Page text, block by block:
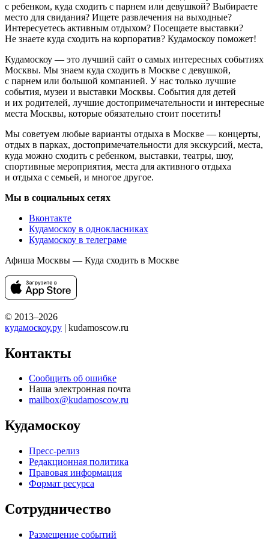
с ребенком, куда сходить с парнем или девушкой? Выбираете
место для свидания? Ищете развлечения на выходные?
Интересуетесь активным отдыхом? Посещаете выставки?
Не знаете куда сходить на корпоратив? Кудамоскоу поможет!
Кудамоскоу — это лучший сайт о самых интересных событиях
Москвы. Мы знаем куда сходить в Москве с девушкой,
с парнем или большой компанией. У нас только лучшие
события, музеи и выставки Москвы. События для детей
и их родителей, лучшие достопримечательности и интересные
места Москвы, которые обязательно стоит посетить!
Мы советуем любые варианты отдыха в Москве — концерты,
отдых в парках, достопримечательности для экскурсий, места,
куда можно сходить с ребенком, выставки, театры, шоу,
спортивные мероприятия, места для активного отдыха
и отдыха с семьей, и многое другое.
Мы в социальных сетях
Вконтакте
Кудамоскоу в однокласниках
Кудамоскоу в телеграме
Афиша Москвы — Куда сходить в Москве
© 2013–2026
кудамоскоу.ру | kudamoscow.ru
Контакты
Сообщить об ошибке
Наша электронная почта
mailbox@kudamoscow.ru
Кудамоскоу
Пресс-релиз
Редакционная политика
Правовая информация
Формат ресурса
Сотрудничество
Размещение событий